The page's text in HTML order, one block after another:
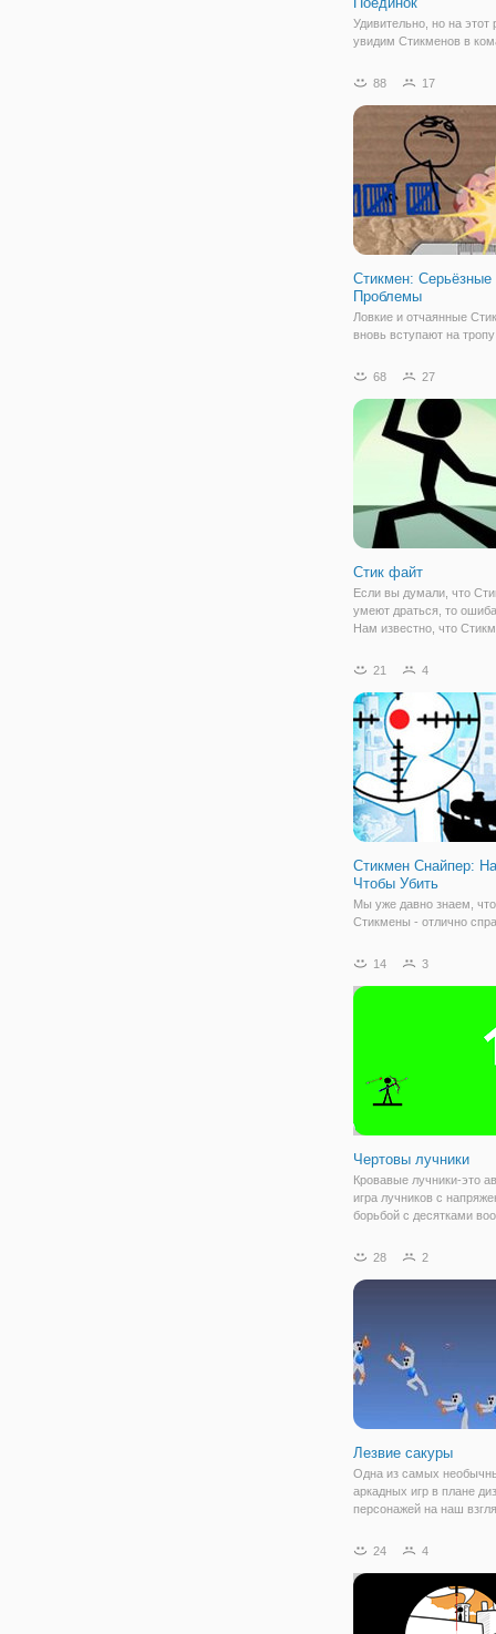
Удивительно, но на этот
увидим Стикменов в
– нарисованные
Командный Поединок»
оказались на поле боя
88 17
Стикмен: Серьёзные
Проблемы
Ловкие и отчаянные
вновь вступают на
Проблемы". Здесь вы
где предстоит
множество разных
даже
68 27
Стик файт
Если вы думали, что
умеют драться, то
Нам известно, что
нарисованные человечки
рукопашного боя в
объеме. Вы будете
21 4
Стикмен Снайпер:
Чтобы Убить
Мы уже давно знаем, что
Стикмены - отлично
о качествах снайпера и
равных. В онлайн игре
14 3
Чертовы лучники
Кровавые лучники-это
игра лучников с
борьбой с десятками
прицелиться с помощью
хранителя. Как насчет
28 2
Лезвие сакуры
Одна из самых
аркадных игр в плане
персонажей на наш
управляете ловким
острое оружие.
24 4